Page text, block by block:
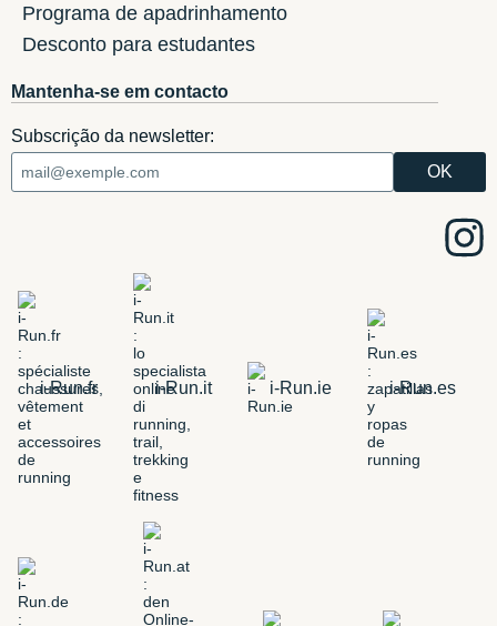
Programa de apadrinhamento
Desconto para estudantes
Mantenha-se em contacto
Subscrição da newsletter:
i-Run.fr i-Run.it i-Run.ie i-Run.es